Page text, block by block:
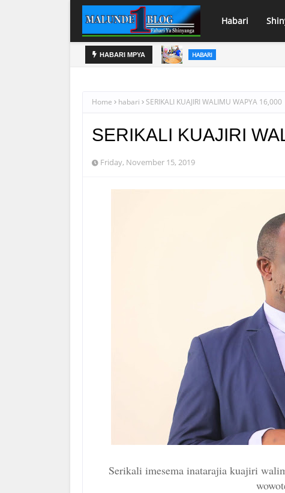
Habari
HABARI MPYA HABARI
Home habari SERIKALI KUAJIRI WALIMU WAPYA 16,000
SERIKALI KUAJIRI
Friday, November 15, 2019
Serikali imesema inatarajia kuajiri